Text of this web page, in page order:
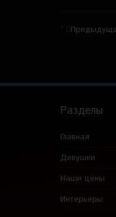
`
Разделы
Главная
Девушки
Наши цены
Интерьеры